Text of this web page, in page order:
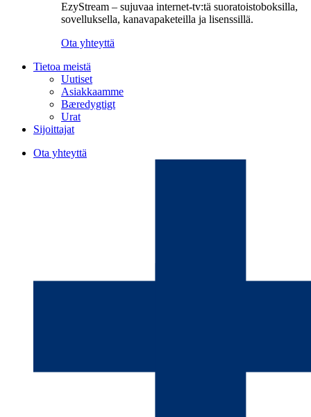
EzyStream – sujuvaa internet-tv:tä suoratoistoboksilla,
sovelluksella, kanavapaketeilla ja lisenssillä.
Ota yhteyttä
Tietoa meistä
Uutiset
Asiakkaamme
Bæredygtigt
Urat
Sijoittajat
Ota yhteyttä